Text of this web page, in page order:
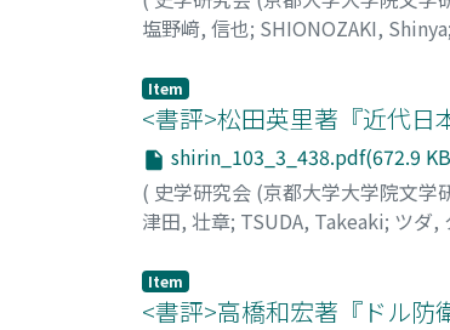
塩野﨑, 信也; SHIONOZAKI, Shinya;
Item
<書評>松田英里著『近代日
shirin_103_3_438.pdf(672.9
( 史学研究会 (京都大学大学院文学
津田, 壮章; TSUDA, Takeaki; ツダ,
Item
<書評>高橋和宏著『ドル防